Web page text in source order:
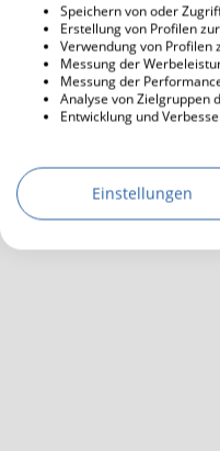
Speichern von oder
Erstellung von Profilen
Verwendung von Profilen
Messung der
Messung der
Analyse von Zielgruppen
Entwicklung und
Einstellungen